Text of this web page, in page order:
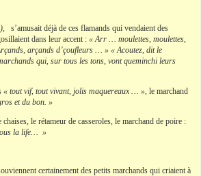
, s’amusait déjà de ces flamands qui vendaient des
dans leur accent : « Arr … moulettes, moulettes,
arçands d’çoufleurs … » « Acoutez, dit le
qui, sur tous les tons, vont queminchi leurs
« tout vif, tout vivant, jolis maquereaux … », le marchand
et du bon. »
le rétameur de casseroles, le marchand de poire :
la life… »
certainement des petits marchands qui criaient à